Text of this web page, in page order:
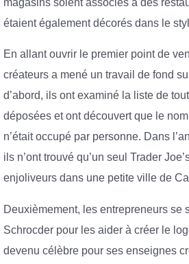
étaient également décorés dans le
En allant ouvrir le premier point de
créateurs a mené un travail de fond
d’abord, ils ont examiné la liste de
déposées et ont découvert que le
n’était occupé par personne. Dans
ils n’ont trouvé qu’un seul Trader
enjoliveurs dans une petite ville de
Deuxièmement, les entrepreneurs se
Schrocder pour les aider à créer le
devenu célèbre pour ses enseignes